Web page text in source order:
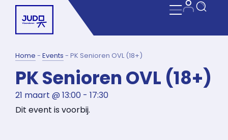
Home - Events - PK Senioren OVL (18+)
PK Senioren OVL (18+)
21 maart @ 13:00 - 17:30
Dit event is voorbij.